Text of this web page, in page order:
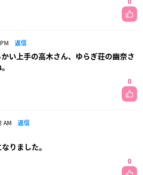
0
返信
い上手の高木さん、ゆらぎ荘の幽奈さ
0
AM 返信
りました。
0